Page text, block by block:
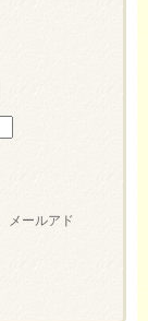
メールアド